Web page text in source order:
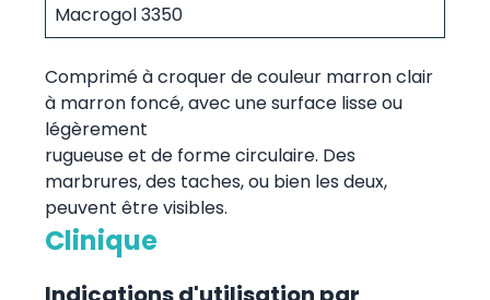
Macrogol 3350
Comprimé à croquer de couleur marron clair
à marron foncé, avec une surface lisse ou
légèrement
rugueuse et de forme circulaire. Des
marbrures, des taches, ou bien les deux,
peuvent être visibles.
Clinique